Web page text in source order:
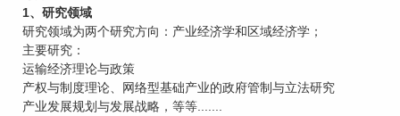
1、研究领域
研究领域为两个研究方向：产业经济学和区域经济学；
主要研究：
运输经济理论与政策
产权与制度理论、网络型基础产业的政府管制与立法研究
产业发展规划与发展战略，等等.......